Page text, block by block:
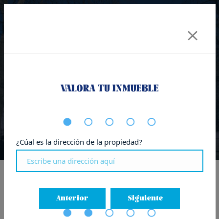
Locales y pisos en Aiete
VALORA TU INMUEBLE
¿Cúal es la dirección de la propiedad?
Anterior Siguiente